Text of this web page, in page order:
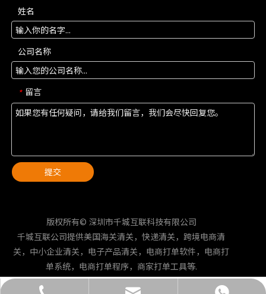
姓名
公司名称
* 留言
提交
版权所有© 深圳市千城互联科技有限公司
千城互联公司提供美国海关清关，快递清关，跨境电商清
关，中小企业清关，电子产品清关，电商打单软件，电商打
单系统，电商打单程序，商家打单工具等.